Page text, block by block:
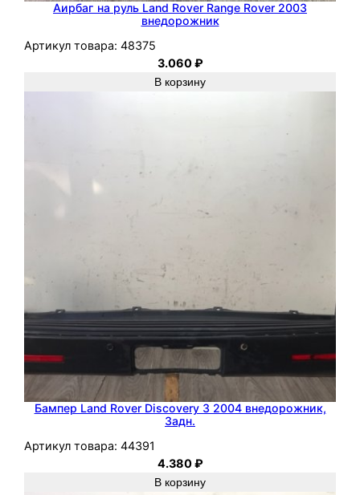
Аирбаг на руль Land Rover Range Rover 2003
внедорожник
Артикул товара: 48375
3.060₽
В корзину
Бампер Land Rover Discovery 3 2004 внедорожник,
Задн.
Артикул товара: 44391
4.380₽
В корзину